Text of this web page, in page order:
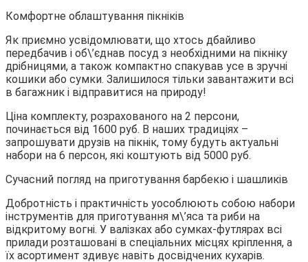
Комфортне облаштування пікніків
Як приємно усвідомлювати, що хтось дбайливо
передбачив і об\’єднав посуд з необхідними на пікніку
дрібницями, а також компактно спакував усе в зручні
кошики або сумки. Залишилося тільки завантажити всі
в багажник і відправитися на природу!
Ціна комплекту, розрахованого на 2 персони,
починається від 1600 руб. В наших традиціях –
запрошувати друзів на пікнік, тому будуть актуальні
набори на 6 персон, які коштують від 5000 руб.
Сучасний погляд на приготування барбекю і шашликів
Добротність і практичність уособлюють собою набори
інструментів для приготування м\’яса та риби на
відкритому вогні. У валізках або сумках-футлярах всі
прилади розташовані в спеціальних місцях кріплення, а
їх асортимент здивує навіть досвідчених кухарів.